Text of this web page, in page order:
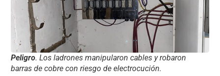
Peligro. Los ladrones manipularon cables y robaron
barras de cobre con riesgo de electrocución.